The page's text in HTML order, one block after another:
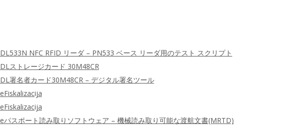
DL533N NFC RFID リーダ – PN533 ベース リーダ用のテスト スクリプト
DLストレージカード 30M48CR
DL署名者カード30M48CR – デジタル署名ツール
eFiskalizacija
eFiskalizacija
eパスポート読み取りソフトウェア – 機械読み取り可能な渡航文書(MRTD)